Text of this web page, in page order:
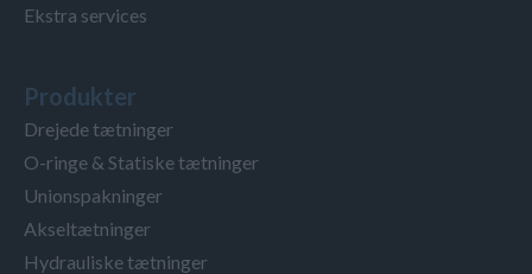
Ekstra services
Produkter
Drejede tætninger
O-ringe & Statiske tætninger
Unionspakninger
Akseltætninger
Hydrauliske tætninger